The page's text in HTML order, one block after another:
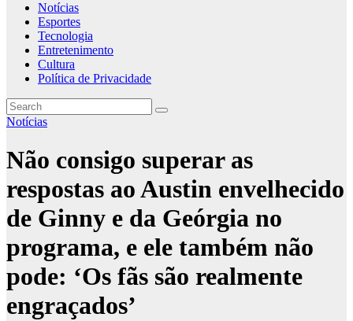
Notícias
Esportes
Tecnologia
Entretenimento
Cultura
Política de Privacidade
Notícias
Não consigo superar as
respostas ao Austin envelhecido
de Ginny e da Geórgia no
programa, e ele também não
pode: ‘Os fãs são realmente
engraçados’